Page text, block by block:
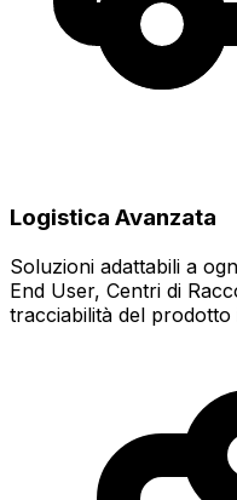
Logistica Avanzata
Soluzioni adattabili a
End User, Centri di
tracciabilità del